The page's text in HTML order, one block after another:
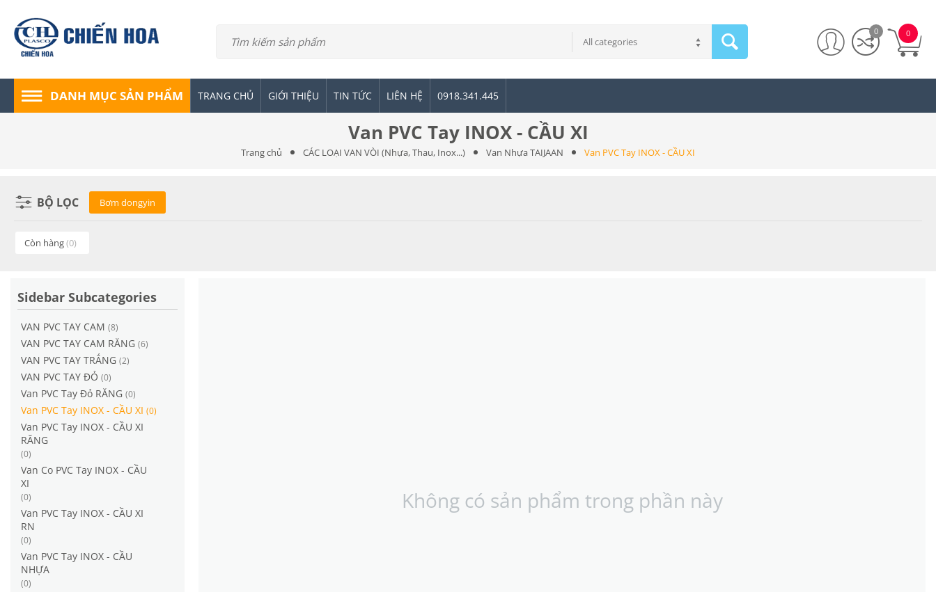
All categories
0
0
DANH MỤC SẢN PHẨM TRANG CHỦ GIỚI THIỆU TIN TỨC LIÊN HỆ 0918.341.445
Van PVC Tay INOX - CẦU XI
Trang chủ CÁC LOẠI VAN VÒI (Nhựa, Thau, Inox...) Van Nhựa TAIJAAN Van PVC Tay INOX - CẦU XI
BỘ LỌC Bơm dongyin
Còn hàng(0)
Sidebar Subcategories
VAN PVC TAY CAM (8)
VAN PVC TAY CAM RĂNG (6)
VAN PVC TAY TRẮNG (2)
VAN PVC TAY ĐỎ (0)
Van PVC Tay Đỏ RĂNG (0)
Van PVC Tay INOX - CẦU XI (0)
Van PVC Tay INOX - CẦU XI
RĂNG
(0)
Van Co PVC Tay INOX - CẦU
XI
(0)
Van PVC Tay INOX - CẦU XI
RN
(0)
Van PVC Tay INOX - CẦU
NHỰA
(0)
Không có sản phẩm trong phần này